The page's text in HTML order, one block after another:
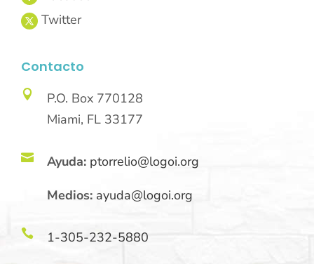
Contacto

P.O. Box 770128
Miami, FL 33177
 Ayuda: ptorrelio@logoi.org
Medios: ayuda@logoi.org
 1-305-232-5880